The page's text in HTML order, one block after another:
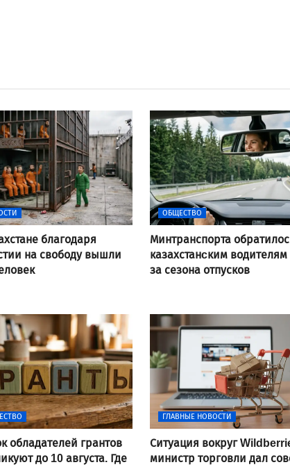
благодаря
на свободу вышли
ОБЩЕСТВО
Минтранспорта
казахстанcким водителям
за сезона отпусков
обладателей грантов
до 10 августа. Где
ГЛАВНЫЕ НОВОСТИ
Ситуация вокруг
министр торговли дал